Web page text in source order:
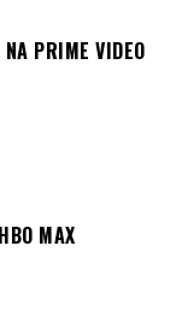
PRIME VIDEO
MAX